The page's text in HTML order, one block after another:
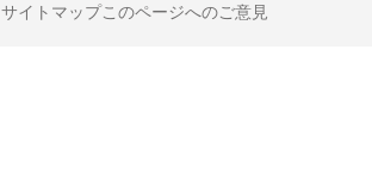
サイトマップこのページへのご意見